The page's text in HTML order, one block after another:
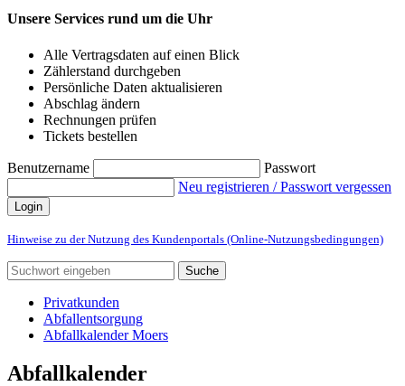
Unsere Services rund um die Uhr
Alle Vertragsdaten auf einen Blick
Zählerstand durchgeben
Persönliche Daten aktualisieren
Abschlag ändern
Rechnungen prüfen
Tickets bestellen
Benutzername
Passwort
Neu registrieren / Passwort vergessen
Login
Hinweise zu der Nutzung des Kundenportals (Online-Nutzungsbedingungen)
Suche
Privatkunden
Abfallentsorgung
Abfallkalender Moers
Abfallkalender